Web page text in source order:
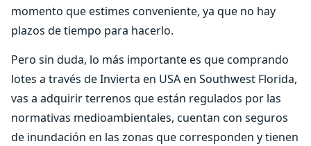
momento que estimes conveniente, ya que no hay
plazos de tiempo para hacerlo.
Pero sin duda, lo más importante es que comprando
lotes a través de Invierta en USA en Southwest Florida,
vas a adquirir terrenos que están regulados por las
normativas medioambientales, cuentan con seguros
de inundación en las zonas que corresponden y tienen